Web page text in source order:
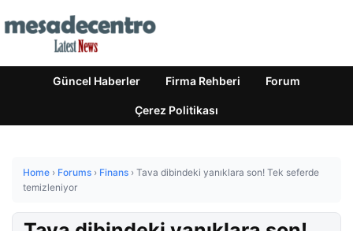
Güncel Haberler Firma Rehberi Forum
Çerez Politikası
Home › Forums › Finans › Tava dibindeki yanıklara son! Tek seferde
temizleniyor